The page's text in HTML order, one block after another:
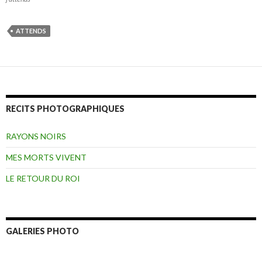
ATTENDS
RECITS PHOTOGRAPHIQUES
RAYONS NOIRS
MES MORTS VIVENT
LE RETOUR DU ROI
GALERIES PHOTO